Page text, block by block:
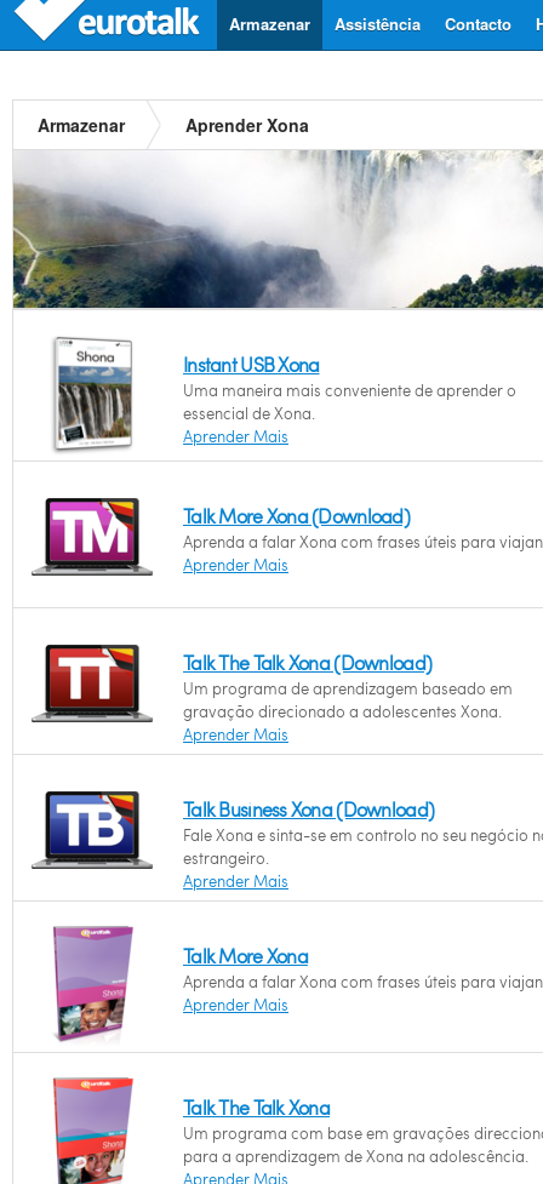
Contacto
Assistência
Armazenar
Armazenar Aprender Xona
Instant USB Xona
Uma maneira mais conveniente de aprender o
essencial de Xona.
Aprender Mais
Talk More Xona (Download)
Aprenda a falar Xona com frases úteis para
Aprender Mais
Talk The Talk Xona (Download)
Um programa de aprendizagem baseado em
gravação direcionado a adolescentes Xona.
Aprender Mais
Talk Business Xona (Download)
Fale Xona e sinta-se em controlo no seu negócio
estrangeiro.
Aprender Mais
Talk More Xona
Aprenda a falar Xona com frases úteis para
Aprender Mais
Talk The Talk Xona
Um programa com base em gravações
para a aprendizagem de Xona na adolescência.
Aprender Mais